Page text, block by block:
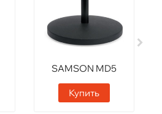
SAMSON MD5
Купить